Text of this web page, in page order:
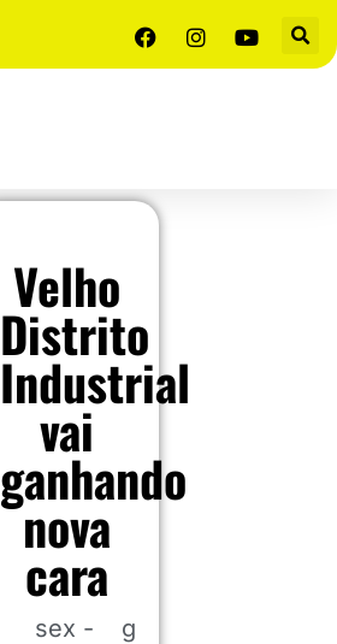
Velho
Distrito
Industrial
vai
ganhando
nova
cara
sex -
g